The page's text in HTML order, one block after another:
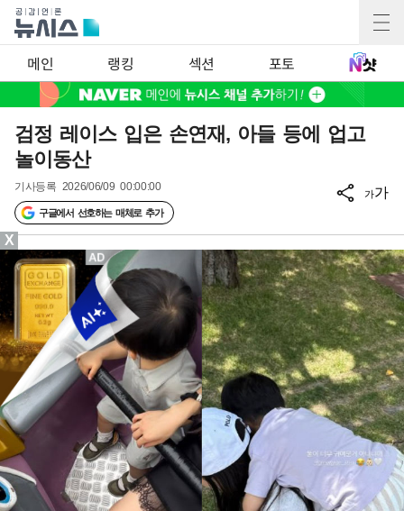
메인 랭킹 섹션 포토
검정 레이스 입은 손연재, 아들 등에 업고
놀이동산
기사등록 2026/06/09 00:00:00
구글에서 선호하는 매체로 추가
가가
X